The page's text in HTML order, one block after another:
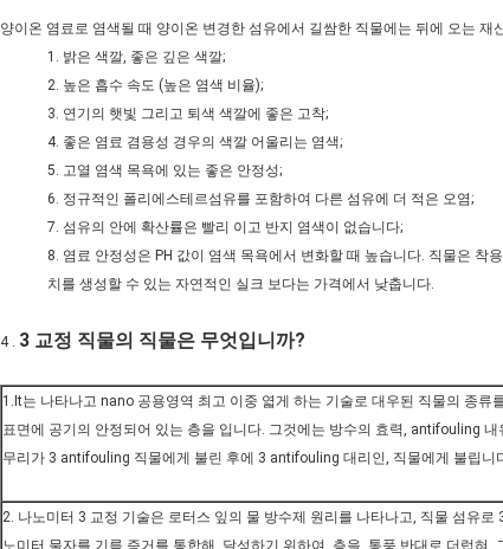
양이온 염료로 염색될 때 양이온 변경한 섬유에서 길쌈한 직물에는 뒤에 오는 재
1. 밝은 색깔, 좋은 깊은 색깔;
2. 높은 흡수 속도 (높은 염색 비율);
3. 연기의 햇빛 그리고 퇴색 색깔에 좋은 고착;
4. 좋은 염료 겸용성 경우의 색깔 어울리는 염색;
5. 고열 염색 목욕에 있는 좋은 안정성;
6. 정규적인 폴리에스테르섬유를 포함하여 다른 섬유에 더 적은 오염;
7. 섬유의 안에 확산률은 빨리 이고 반지 염색이 없습니다;
8. 염료 안정성은 PH 값이 염색 목욕에서 변화할 때 높습니다. 직물은
치를 생성할 수 있는 자연적인 실크 보다는 가격에서 낮춥니다.
4 . 3 교정 직물의 직물은 무엇입니까?
1.It는 나타나고 nano 공용영역 최고 이중 엷게 하는 기술로 대우된 직물의 종류
표면에 공기의 안정되어 있는 층을 입니다. 그것에는 방수의 효력, antifouling
무리가 3 antifouling 직물에게 불린 후에 3 antifouling 대리인, 직물에게 불립니
2. 나노미터 3 교정 기술은 로터스 잎의 물 방수제 원리를 나타나고, 직물 섬유